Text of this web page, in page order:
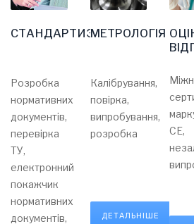
СТАНДАРТИЗАЦІЯ
Розробка
нормативних
документів,
перевірка
ТУ,
електронний
покажчик
нормативних
документів,
МЕТРОЛОГІЯ
Калібрування,
повірка,
випробування,
розробка
ДЕТАЛЬНІШЕ
СЕ,